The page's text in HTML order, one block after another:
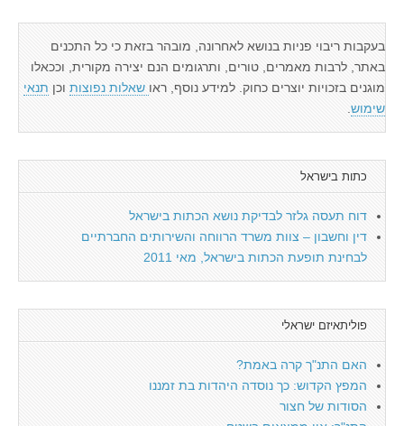
בעקבות ריבוי פניות בנושא לאחרונה, מובהר בזאת כי כל התכנים
באתר, לרבות מאמרים, טורים, ותרגומים הנם יצירה מקורית, וככאלו
מוגנים בזכויות יוצרים כחוק. למידע נוסף, ראו שאלות נפוצות וכן תנאי
שימוש
כתות בישראל
דוח תעסה גלזר לבדיקת נושא הכתות בישראל
דין וחשבון – צוות משרד הרווחה והשירותים החברתיים
לבחינת תופעת הכתות בישראל, מאי 2011
פוליתאיזם ישראלי
האם התנ"ך קרה באמת?
המפץ הקדוש: כך נוסדה היהדות בת זמננו
הסודות של חצור